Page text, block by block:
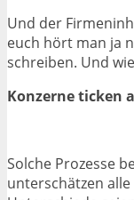
Und der
euch hört man ja
schreiben. Und
Konzerne ticken
Solche Prozesse
unterschätzen